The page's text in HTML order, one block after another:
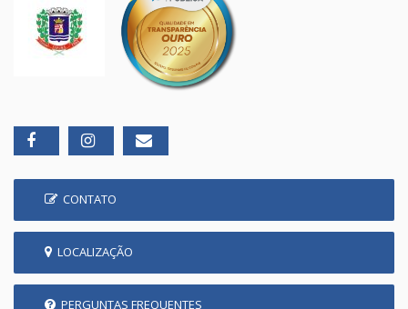
CONTATO
LOCALIZAÇÃO
PERGUNTAS FREQUENTES